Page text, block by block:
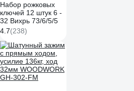
Набор рожковых
ключей 12 штук 6 -
32 Вихрь 73/6/5/5
4.7(238)